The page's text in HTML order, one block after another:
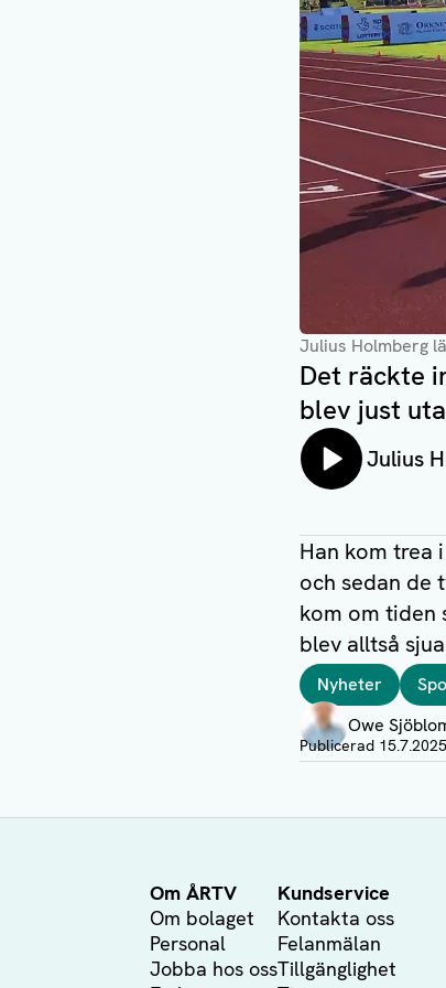
Julius Holmberg
Det räckte
blev just
Lyssna
Julius
Han kom trea
och sedan de
kom om tiden
blev alltså
TaggarNyheter
Författare
Owe
Visa profil
Publicerad
Om ÅRTV
Om bolaget
Personal
Jobba hos oss
Kundservice
Kontakta oss
Felanmälan
Tillgänglighet